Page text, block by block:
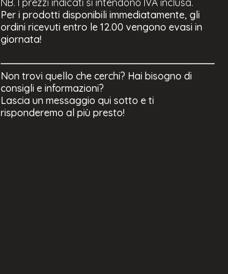
Per i prodotti disponibili immediatamente, gli
ordini ricevuti entro le 12.00 vengono evasi in
giornata!
Non trovi quello che cerchi? Hai bisogno di
consigli e informazioni?
Lascia un messaggio qui sotto e ti
risponderemo al più presto!